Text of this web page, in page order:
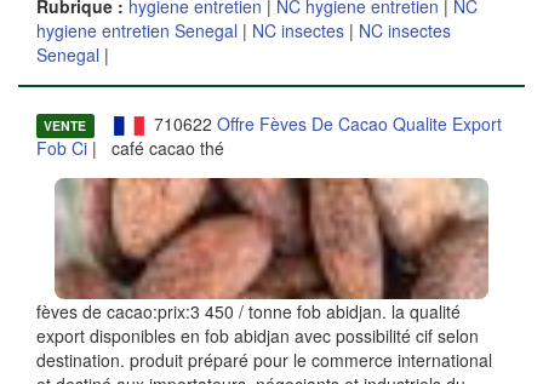
Rubrique : hygiene entretien | NC hygiene entretien | NC
hygiene entretien Senegal | NC insectes | NC insectes
Senegal |
VENTE 710622 Offre Fèves De Cacao Qualite Export
Fob Ci | café cacao thé
fèves de cacao:prix:3 450 / tonne fob abidjan. la qualité
export disponibles en fob abidjan avec possibilité cif selon
destination. produit préparé pour le commerce international